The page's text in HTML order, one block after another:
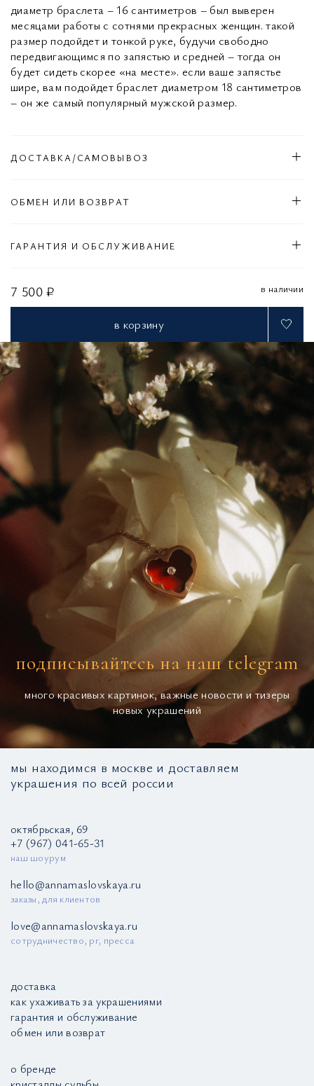
7 500 ₽ в наличии
в корзину
диаметр браслета – 16 сантиметров – был выверен
месяцами работы с сотнями прекрасных женщин. такой
размер подойдет и тонкой руке, будучи свободно
передвигающимся по запястью и средней – тогда он
будет сидеть скорее «на месте». если ваше запястье
шире, вам подойдет браслет диаметром 18 сантиметров
– он же самый популярный мужской размер.
ДОСТАВКА/САМОВЫВОЗ
ОБМЕН ИЛИ ВОЗВРАТ
ГАРАНТИЯ И ОБСЛУЖИВАНИЕ
подписывайтесь на наш telegram
много красивых картинок, важные новости и тизеры
новых украшений
мы находимся в москве и доставляем
украшения по всей россии
октябрьская, 69
+7 (967) 041-65-31
наш шоурум
hello@annamaslovskaya.ru
заказы, для клиентов
love@annamaslovskaya.ru
сотрудничество, pr, пресса
доставка
как ухаживать за украшениями
гарантия и обслуживание
обмен или возврат
о бренде